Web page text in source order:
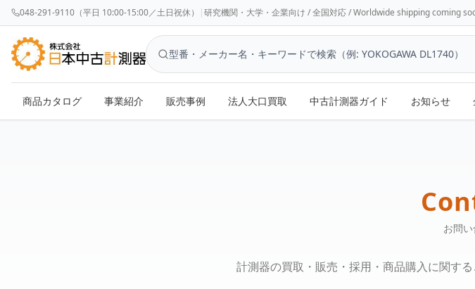
048-291-9110（平日 10:00-15:00／土日祝休） |研究機関・大学・企業向け / 全国対応 / Worldwide shipping coming
商品カタログ 事業紹介 販売事例 法人大口買取 中古計測器ガイド お知らせ
お問
計測器の買取・販売・採用・商品購入に関す